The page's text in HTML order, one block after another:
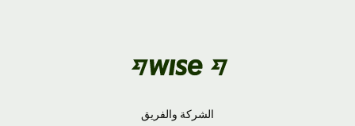
الشركة والفريق